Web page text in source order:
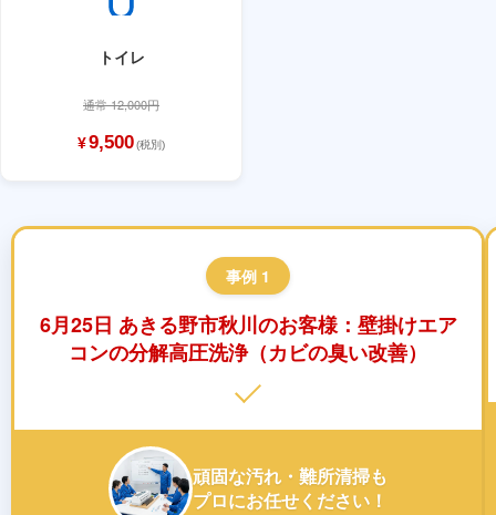
トイレ
通常 12,000円
¥9,500(税別)
事例 1
6月25日 あきる野市秋川のお客様：壁掛けエア
コンの分解高圧洗浄（カビの臭い改善）
頑固な汚れ・難所清掃も
プロにお任せください！